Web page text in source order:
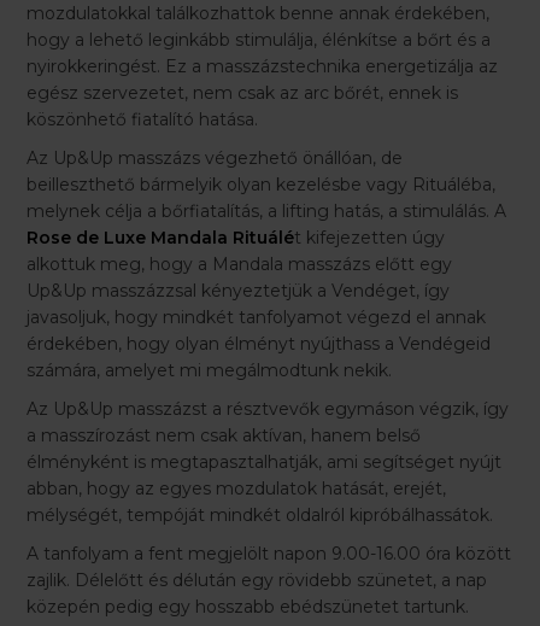
mozdulatokkal találkozhattok benne annak érdekében,
hogy a lehető leginkább stimulálja, élénkítse a bőrt és a
nyirokkeringést. Ez a masszázstechnika energetizálja az
egész szervezetet, nem csak az arc bőrét, ennek is
köszönhető fiatalító hatása.
Az Up&Up masszázs végezhető önállóan, de
beilleszthető bármelyik olyan kezelésbe vagy Rituáléba,
melynek célja a bőrfiatalítás, a lifting hatás, a stimulálás. A
Rose de Luxe Mandala Rituálét kifejezetten úgy
alkottuk meg, hogy a Mandala masszázs előtt egy
Up&Up masszázzsal kényeztetjük a Vendéget, így
javasoljuk, hogy mindkét tanfolyamot végezd el annak
érdekében, hogy olyan élményt nyújthass a Vendégeid
számára, amelyet mi megálmodtunk nekik.
Az Up&Up masszázst a résztvevők egymáson végzik, így
a masszírozást nem csak aktívan, hanem belső
élményként is megtapasztalhatják, ami segítséget nyújt
abban, hogy az egyes mozdulatok hatását, erejét,
mélységét, tempóját mindkét oldalról kipróbálhassátok.
A tanfolyam a fent megjelölt napon 9.00-16.00 óra között
zajlik. Délelőtt és délután egy rövidebb szünetet, a nap
közepén pedig egy hosszabb ebédszünetet tartunk.